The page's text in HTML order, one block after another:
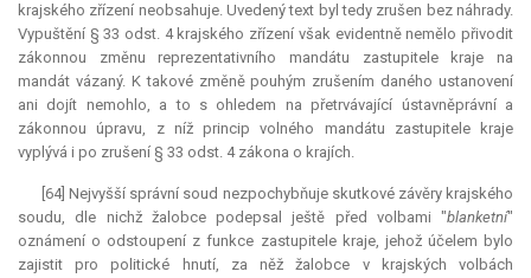
krajského zřízení neobsahuje. Uvedený text byl tedy zrušen bez náhrady.
Vypuštění § 33 odst. 4 krajského zřízení však evidentně nemělo přivodit
zákonnou změnu reprezentativního mandátu zastupitele kraje na
mandát vázaný. K takové změně pouhým zrušením daného ustanovení
ani dojít nemohlo, a to s ohledem na přetrvávající ústavněprávní a
zákonnou úpravu, z níž princip volného mandátu zastupitele kraje
vyplývá i po zrušení § 33 odst. 4 zákona o krajích.
[64] Nejvyšší správní soud nezpochybňuje skutkové závěry krajského
soudu, dle nichž žalobce podepsal ještě před volbami "blanketní"
oznámení o odstoupení z funkce zastupitele kraje, jehož účelem bylo
zajistit pro politické hnutí, za něž žalobce v krajských volbách